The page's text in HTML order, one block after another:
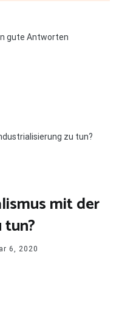
gute Antworten
zu tun?
mit der
6, 2020